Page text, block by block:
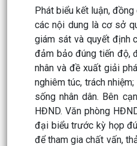
Phát biểu kết luận,
các nội dung là cơ sở
giám sát và quyết định
đảm bảo đúng tiến độ,
nhân và đề xuất giải
nghiêm túc, trách
sống nhân dân. Bên
HĐND. Văn phòng
đại biểu trước kỳ họp
để tham gia chất vấn,